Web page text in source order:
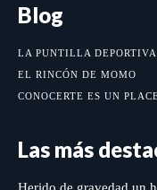
Blog
LA PUNTILLA DEPORTIVA
EL RINCÓN DE MOMO
CONOCERTE ES UN
Las más